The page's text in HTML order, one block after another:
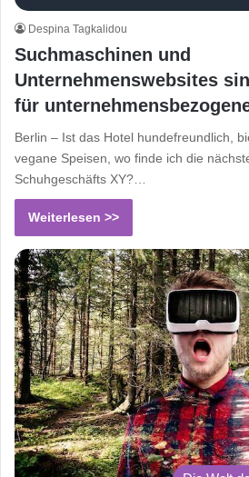
Despina Tagkalidou
Suchmaschinen und
Unternehmenswebsites
für
Berlin – Ist das Hotel hundefreundlich,
vegane Speisen, wo finde ich die
Schuhgeschäfts XY?…
Weiterlesen >>